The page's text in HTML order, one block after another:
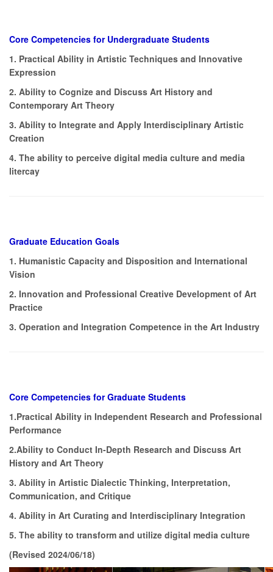
Core Competencies for Undergraduate Students
1. Practical Ability in Artistic Techniques and Innovative
Expression
2. Ability to Cognize and Discuss Art History and
Contemporary Art Theory
3. Ability to Integrate and Apply Interdisciplinary Artistic
Creation
4. The ability to perceive digital media culture and media
litercay
Graduate Education Goals
1. Humanistic Capacity and Disposition and International
Vision
2. Innovation and Professional Creative Development of Art
Practice
3. Operation and Integration Competence in the Art Industry
Core Competencies for Graduate Students
1.Practical Ability in Independent Research and Professional
Performance
2.Ability to Conduct In-Depth Research and Discuss Art
History and Art Theory
3. Ability in Artistic Dialectic Thinking, Interpretation,
Communication, and Critique
4. Ability in Art Curating and Interdisciplinary Integration
5. The ability to transform and utilize digital media culture
(Revised 2024/06/18)